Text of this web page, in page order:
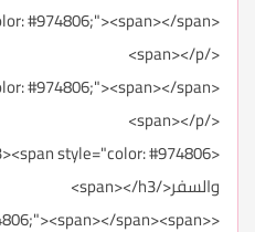
<p><span style="color: #974806;"><span></span>
</span></p>
<p><span style="color: #974806;"><span></span>
</span></p>
والسفر</span></h3>
span><span>